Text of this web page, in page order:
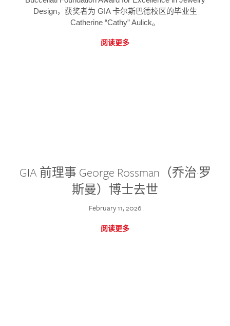
Design，获奖者为 GIA 卡尔斯巴德校区的毕业生
Catherine “Cathy” Aulick。
阅读更多
GIA 前理事 George Rossman（乔治·罗
斯曼）博士去世
February 11, 2026
阅读更多